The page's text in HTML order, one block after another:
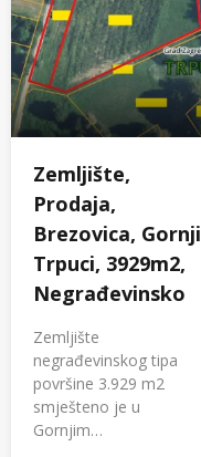
Zemljište,
Prodaja,
Brezovica, Gornji
Trpuci, 3929m2,
Negrađevinsko
Zemljište
negrađevinskog tipa
površine 3.929 m2
smješteno je u
Gornjim…